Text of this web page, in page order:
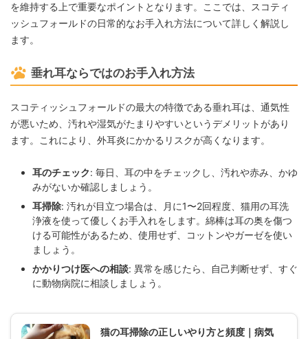
を維持する上で重要なポイントとなります。ここでは、スコティ
ッシュフォールドの日常的なお手入れ方法について詳しく解説し
ます。
垂れ耳ならではのお手入れ方法
スコティッシュフォールドの最大の特徴である垂れ耳は、通気性
が悪いため、汚れや湿気がたまりやすいというデメリットがあり
ます。これにより、外耳炎にかかるリスクが高くなります。
耳のチェック: 毎日、耳の中をチェックし、汚れや赤み、かゆ
みがないか確認しましょう。
耳掃除: 汚れが目立つ場合は、月に1〜2回程度、猫用の耳洗
浄液を使って優しくお手入れをします。綿棒は耳の奥を傷つ
ける可能性があるため、使用せず、コットンやガーゼを使い
ましょう。
かかりつけ医への相談: 異常を感じたら、自己判断せず、すぐ
に動物病院に相談しましょう。
猫の耳掃除の正しいやり方と頻度｜病気